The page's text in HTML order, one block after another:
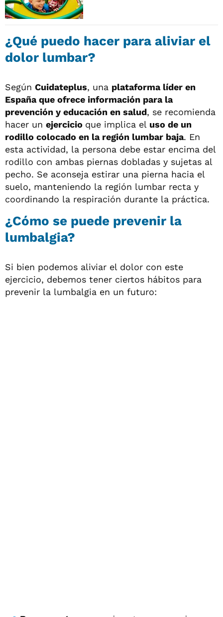
¿Qué puedo hacer para aliviar el
dolor lumbar?
Según Cuidateplus, una plataforma líder en
España que ofrece información para la
prevención y educación en salud, se recomienda
hacer un ejercicio que implica el uso de un
rodillo colocado en la región lumbar baja. En
esta actividad, la persona debe estar encima del
rodillo con ambas piernas dobladas y sujetas al
pecho. Se aconseja estirar una pierna hacia el
suelo, manteniendo la región lumbar recta y
coordinando la respiración durante la práctica.
¿Cómo se puede prevenir la
lumbalgia?
Si bien podemos aliviar el dolor con este
ejercicio, debemos tener ciertos hábitos para
prevenir la lumbalgia en un futuro: